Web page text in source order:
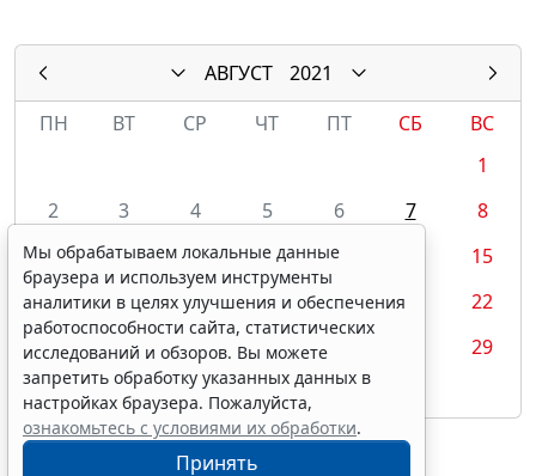
АВГУСТ
2021
ПН
ВТ СР ЧТ ПТ СБ
ВС
1
2
3 4 5 6 7
8
9
10 11 12 13
15
16
17 18 19 20 21
22
23
24 25 26
29
30
31
Мы обрабатываем локальные данные
браузера и используем инструменты
аналитики в целях улучшения и обеспечения
работоспособности сайта, статистических
исследований и обзоров. Вы можете
запретить обработку указанных данных в
настройках браузера. Пожалуйста,
ознакомьтесь с условиями их обработки.
Принять